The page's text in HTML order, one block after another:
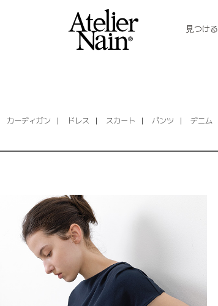
見つける
カーディガン ドレス スカート パンツ デニム